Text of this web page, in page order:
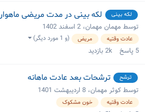
لکه بینی لکه بینی در مدت مریضی ماهوار
توسط مهمان مهمان، 2 اسفند 1402
عادت وقتیه مریض (و 1 مورد دیگر)
5 پاسخ 2kبازدید
ترشح ترشحات بعد عادت ماهانه
توسط کوثر مهمان، 8 اردیبهشت 1401
عادت وقتیه خون مشکوک